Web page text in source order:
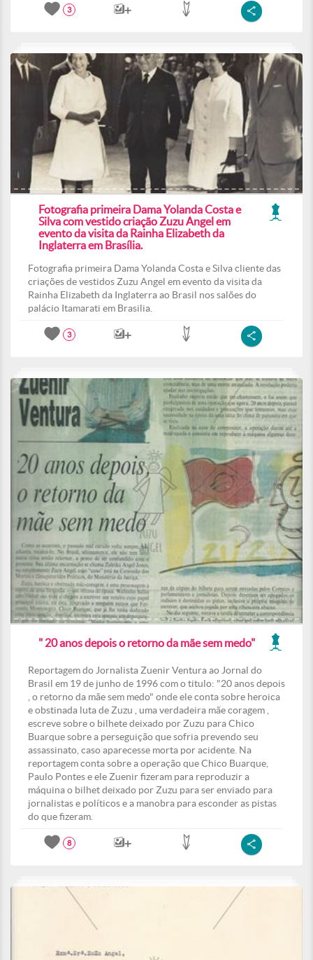
3
Fotografia primeira Dama Yolanda Costa e
Silva com vestido criação Zuzu Angel em
evento da visita da Rainha Elizabeth da
Inglaterra em Brasília.
Fotografia primeira Dama Yolanda Costa e Silva cliente das
criações de vestidos Zuzu Angel em evento da visita da
Rainha Elizabeth da Inglaterra ao Brasil nos salões do
palácio Itamarati em Brasilia.
3
" 20 anos depois o retorno da mãe sem medo"
Reportagem do Jornalista Zuenir Ventura ao Jornal do
Brasil em 19 de junho de 1996 com o titulo: "20 anos depois
, o retorno da mãe sem medo" onde ele conta sobre heroica
e obstinada luta de Zuzu , uma verdadeira mãe coragem ,
escreve sobre o bilhete deixado por Zuzu para Chico
Buarque sobre a perseguição que sofria prevendo seu
assassinato, caso aparecesse morta por acidente. Na
reportagem conta sobre a operação que Chico Buarque,
Paulo Pontes e ele Zuenir fizeram para reproduzir a
máquina o bilhet deixado por Zuzu para ser enviado para
jornalistas e políticos e a manobra para esconder as pistas
do que fizeram.
8